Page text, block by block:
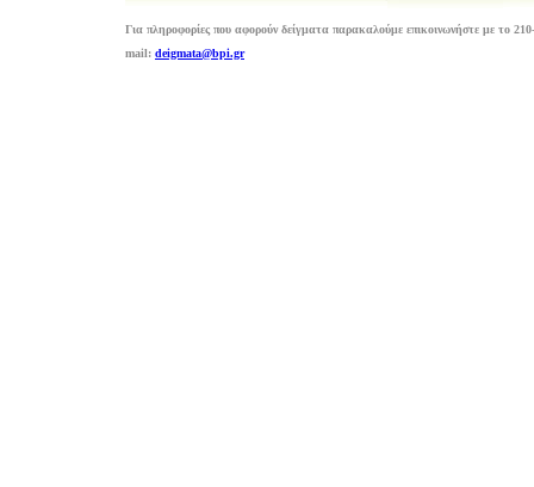
Για πληροφορίες που αφορούν δείγματα παρακαλούμε επικοινωνήστε με το
mail: deigmata@bpi.gr